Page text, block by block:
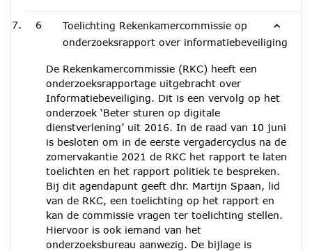
6
Toelichting Rekenkamercommissie op
onderzoeksrapport over informatiebeveiliging
De Rekenkamercommissie (RKC) heeft een
onderzoeksrapportage uitgebracht over
Informatiebeveiliging. Dit is een vervolg op het
onderzoek ‘Beter sturen op digitale
dienstverlening’ uit 2016. In de raad van 10 juni
is besloten om in de eerste vergadercyclus na de
zomervakantie 2021 de RKC het rapport te laten
toelichten en het rapport politiek te bespreken.
Bij dit agendapunt geeft dhr. Martijn Spaan, lid
van de RKC, een toelichting op het rapport en
kan de commissie vragen ter toelichting stellen.
Hiervoor is ook iemand van het
onderzoeksbureau aanwezig. De bijlage is